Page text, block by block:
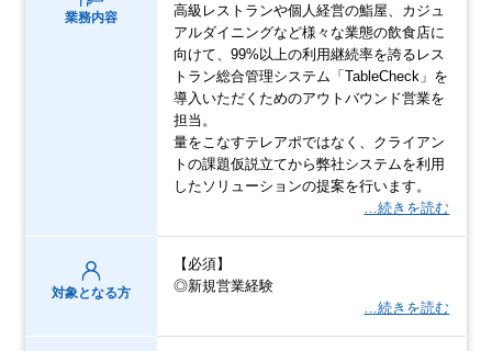
業務内容
高級レストランや個人経営の鮨屋、カジュ
アルダイニングなど様々な業態の飲食店に
向けて、99%以上の利用継続率を誇るレス
トラン総合管理システム「TableCheck」を
導入いただくためのアウトバウンド営業を
担当。
量をこなすテレアポではなく、クライアン
トの課題仮説立てから弊社システムを利用
したソリューションの提案を行います。
…続きを読む
対象となる方
【必須】
◎新規営業経験
…続きを読む